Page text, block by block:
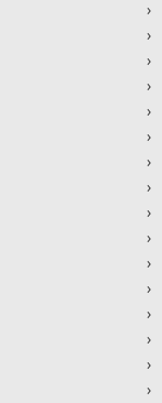
›
›
›
›
›
›
›
›
›
›
›
›
›
›
›
›